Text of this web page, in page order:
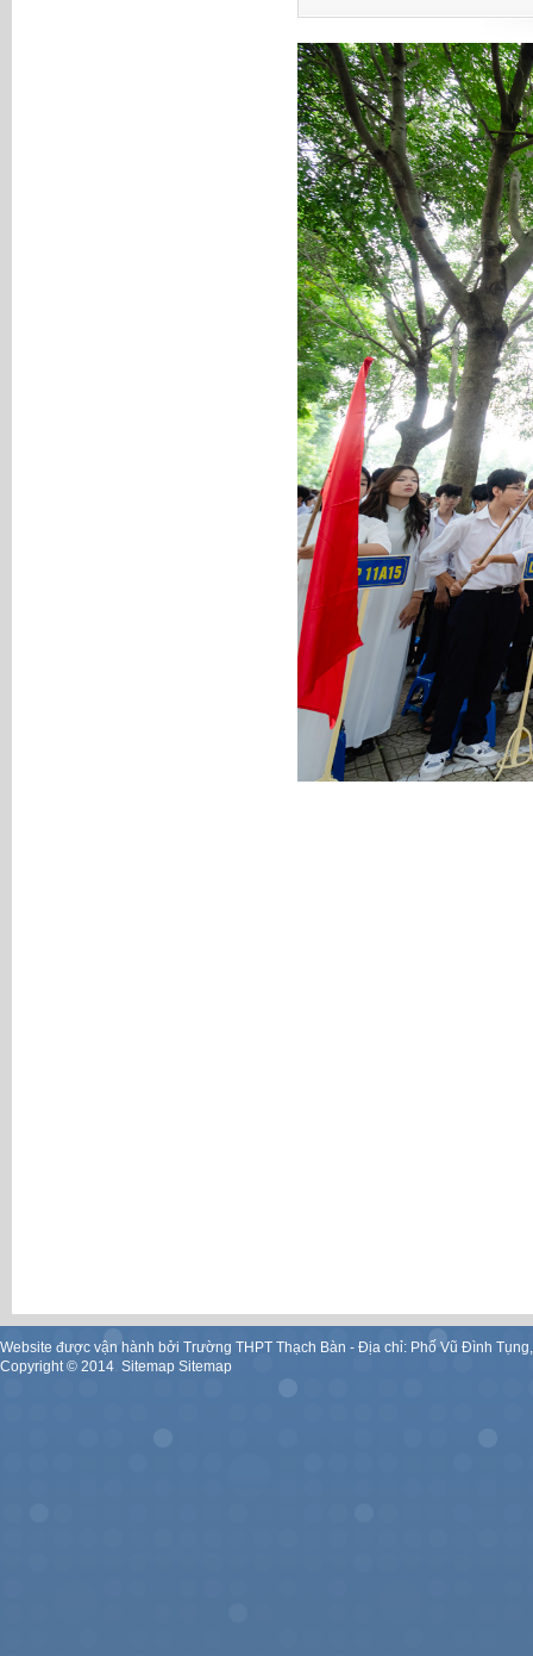
Website được vận hành bởi Trường THPT Thạch Bàn - Địa chỉ: Phố Vũ Đình
Copyright © 2014. Sitemap Sitemap